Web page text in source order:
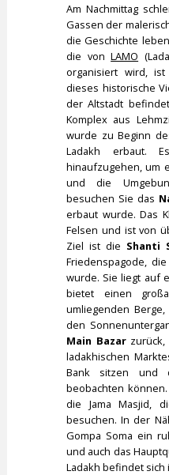
Am Nachmittag
Gassen der
die Geschichte
die vonLAMO
organisiert wird, ist
dieses historische
der Altstadt
Komplex aus
wurde zu Beginn
Ladakh erbaut.
hinaufzugehen, um
und die
besuchen Sie das
erbaut wurde. Das
Felsen und ist von
Ziel ist die Shanti
Friedenspagode,
wurde. Sie liegt auf
bietet einen
umliegenden
den
Main Bazarzurück,
ladakhischen
Bank sitzen und
beobachten
die Jama Masjid,
besuchen. In der
Gompa Soma ein
und auch das
Ladakh befindet sich